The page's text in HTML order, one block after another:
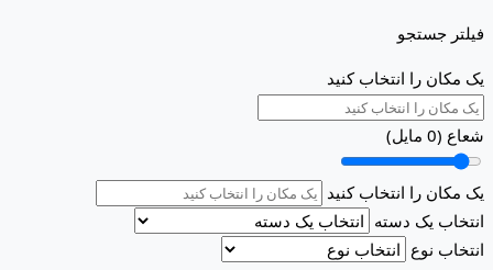
فیلتر جستجو
یک مکان را انتخاب کنید
شعاع (0 مایل)
یک مکان را انتخاب کنید
انتخاب یک دسته
انتخاب نوع